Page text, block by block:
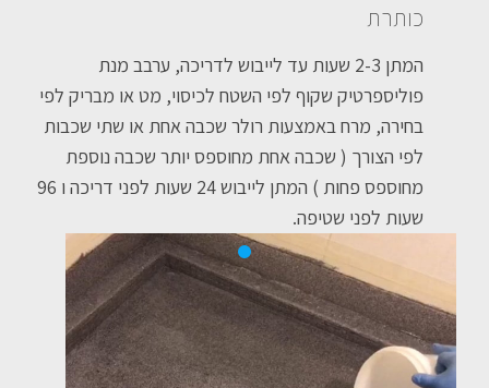
כותרת
המתן 2-3 שעות עד לייבוש לדריכה, ערבב מנת
פוליספרטיק שקוף לפי השטח לכיסוי, מט או מבריק לפי
בחירה, מרח באמצעות רולר שכבה אחת או שתי שכבות
לפי הצורך ( שכבה אחת מחוספס יותר שכבה נוספת
מחוספס פחות ) המתן לייבוש 24 שעות לפני דריכה ו 96
שעות לפני שטיפה.